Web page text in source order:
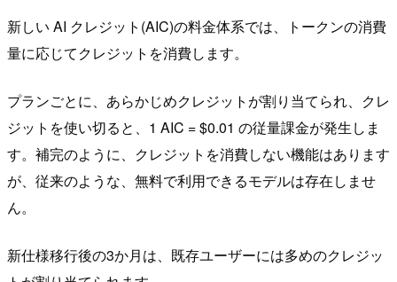
新しい AI クレジット(AIC)の料金体系では、トークンの消費
量に応じてクレジットを消費します。
プランごとに、あらかじめクレジットが割り当てられ、クレ
ジットを使い切ると、1 AIC = $0.01 の従量課金が発生しま
す。補完のように、クレジットを消費しない機能はあります
が、従来のような、無料で利用できるモデルは存在しませ
ん。
新仕様移行後の3か月は、既存ユーザーには多めのクレジッ